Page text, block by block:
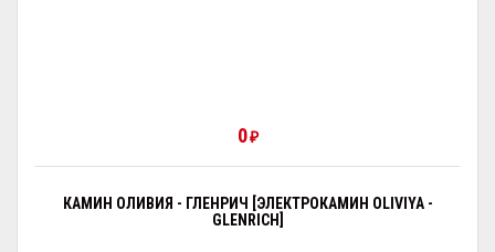
0 ₽
КАМИН ОЛИВИЯ - ГЛЕНРИЧ [ЭЛЕКТРОКАМИН OLIVIYA -
GLENRICH]